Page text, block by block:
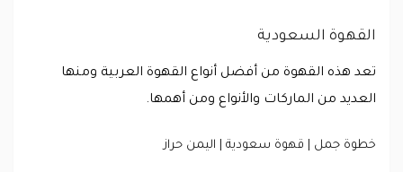
القهوة السعودية
تعد هذه القهوة من أفضل أنواع القهوة العربية ومنها
العديد من الماركات والأنواع ومن أهمها.
خطوة جمل | قهوة سعودية | اليمن حراز